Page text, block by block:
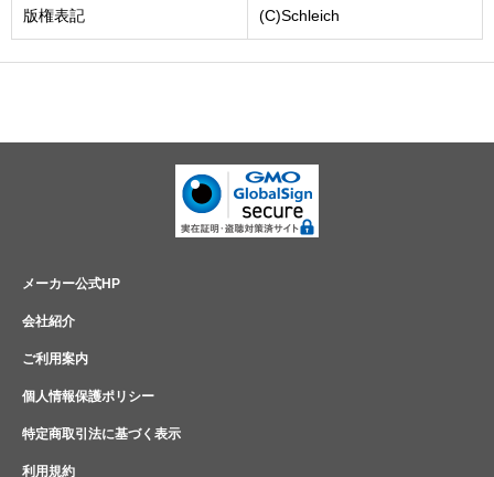
版権表記 (C)Schleich
メーカー公式HP
会社紹介
ご利用案内
個人情報保護ポリシー
特定商取引法に基づく表示
利用規約